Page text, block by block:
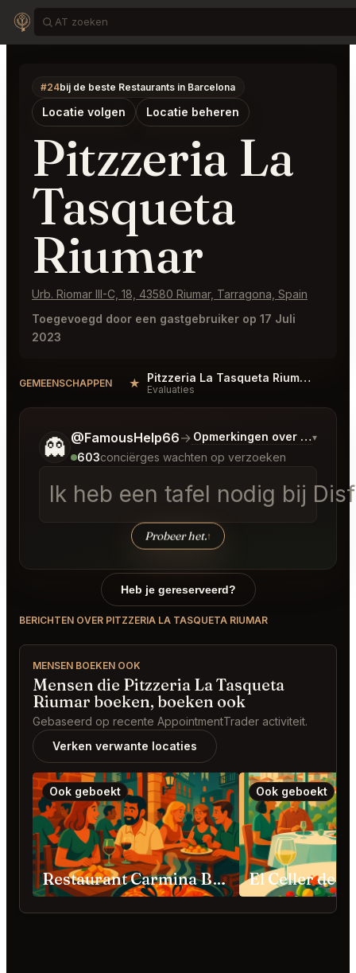
#24bij de beste Restaurants in Barcelona
Locatie volgen Locatie beheren
Pitzzeria La
Tasqueta
Riumar
Urb. Riomar III-C, 18, 43580 Riumar, Tarragona, Spain
Toegevoegd door een gastgebruiker op 17 Juli
2023
GEMEENSCHAPPEN ★ Pitzzeria La Tasqueta Riumar Reviews
Evaluaties
👻 @FamousHelp66→ Opmerkingen over Laatste
▾
603conciërges wachten op verzoeken
Ik heb een tafel nodig bij
Probeer het.↑
Vertel me wat je wilt.
Heb je gereserveerd?
BERICHTEN OVER PITZZERIA LA TASQUETA RIUMAR
MENSEN BOEKEN OOK
Mensen die Pitzzeria La Tasqueta
Riumar boeken, boeken ook
Gebaseerd op recente AppointmentTrader activiteit.
Verken verwante locaties
Ook geboekt
Restaurant Carmina Barcelona
Ook geboekt